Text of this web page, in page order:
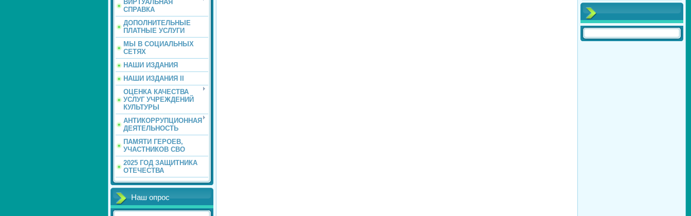
ВИРТУАЛЬНАЯ
СПРАВКА
ДОПОЛНИТЕЛЬНЫЕ
ПЛАТНЫЕ УСЛУГИ
МЫ В СОЦИАЛЬНЫХ
СЕТЯХ
НАШИ ИЗДАНИЯ
НАШИ ИЗДАНИЯ II
ОЦЕНКА КАЧЕСТВА
УСЛУГ УЧРЕЖДЕНИЙ
КУЛЬТУРЫ
АНТИКОРРУПЦИОННАЯ
ДЕЯТЕЛЬНОСТЬ
ПАМЯТИ ГЕРОЕВ,
УЧАСТНИКОВ СВО
2025 ГОД ЗАЩИТНИКА
ОТЕЧЕСТВА
Наш опрос